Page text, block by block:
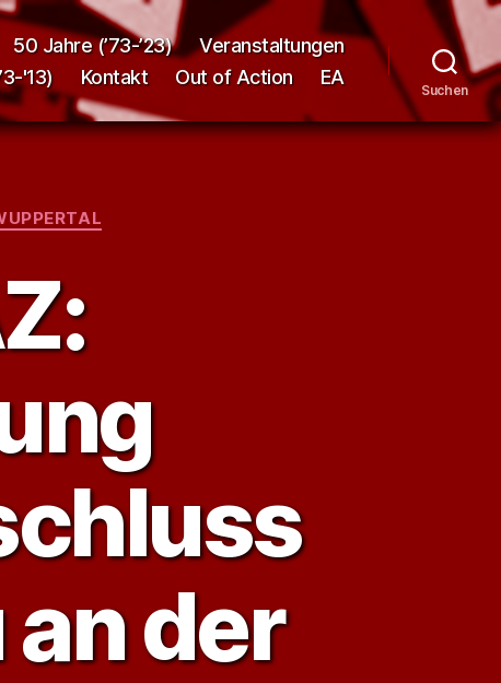
50 Jahre (’73-’23)
Veranstaltungen
'13)
Kontakt Out of Action EA
Suchen
der